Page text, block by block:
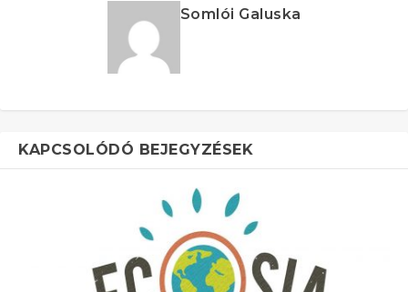
Somlói Galuska
KAPCSOLÓDÓ BEJEGYZÉSEK